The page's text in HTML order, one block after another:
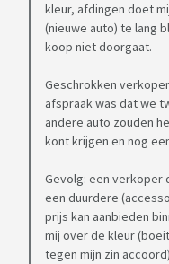
kleur, afdingen doet
(nieuwe auto) te lang
koop niet doorgaat.
Geschrokken
afspraak was dat we
andere auto zouden
kont krijgen en nog
Gevolg: een verkoper
een duurdere
prijs kan aanbieden
mij over de kleur
tegen mijn zin